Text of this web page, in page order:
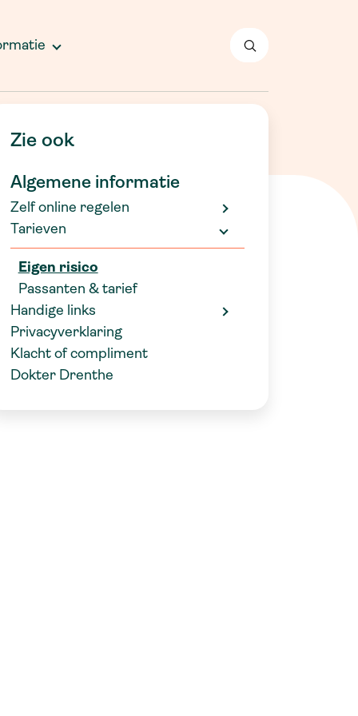
Zie ook
Algemene informatie
Zelf online regelen
Tarieven
Eigen risico
Passanten & tarief
Handige links
Privacyverklaring
Klacht of compliment
Dokter Drenthe